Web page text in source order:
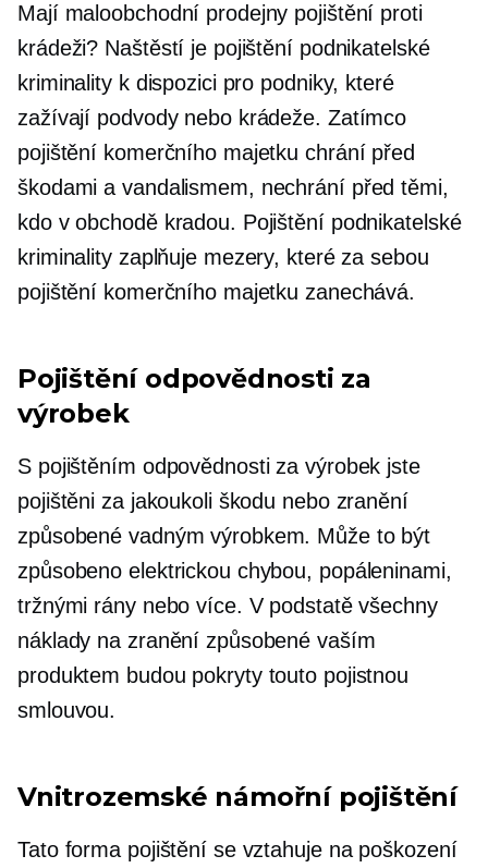
Mají maloobchodní prodejny pojištění proti
krádeži? Naštěstí je pojištění podnikatelské
kriminality k dispozici pro podniky, které
zažívají podvody nebo krádeže. Zatímco
pojištění komerčního majetku chrání před
škodami a vandalismem, nechrání před těmi,
kdo v obchodě kradou. Pojištění podnikatelské
kriminality zaplňuje mezery, které za sebou
pojištění komerčního majetku zanechává.
Pojištění odpovědnosti za
výrobek
S pojištěním odpovědnosti za výrobek jste
pojištěni za jakoukoli škodu nebo zranění
způsobené vadným výrobkem. Může to být
způsobeno elektrickou chybou, popáleninami,
tržnými rány nebo více. V podstatě všechny
náklady na zranění způsobené vaším
produktem budou pokryty touto pojistnou
smlouvou.
Vnitrozemské námořní pojištění
Tato forma pojištění se vztahuje na poškození